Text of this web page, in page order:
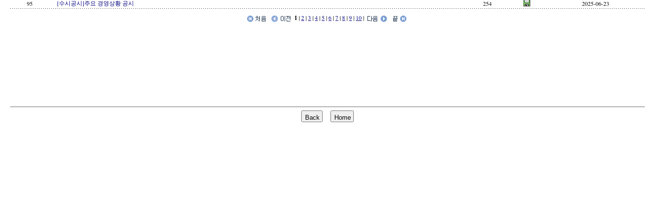
95 [수시공시]주요 경영상황 공시 254 2025-06-23
1 |2|3 |4|5|6|7|8|9| 10|